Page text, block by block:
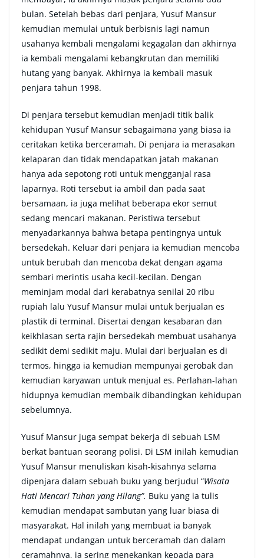
bulan. Setelah bebas dari penjara, Yusuf Mansur
kemudian memulai untuk berbisnis lagi namun
usahanya kembali mengalami kegagalan dan akhirnya
ia kembali mengalami kebangkrutan dan memiliki
hutang yang banyak. Akhirnya ia kembali masuk
penjara tahun 1998.
Di penjara tersebut kemudian menjadi titik balik
kehidupan Yusuf Mansur sebagaimana yang biasa ia
ceritakan ketika berceramah. Di penjara ia merasakan
kelaparan dan tidak mendapatkan jatah makanan
hanya ada sepotong roti untuk mengganjal rasa
laparnya. Roti tersebut ia ambil dan pada saat
bersamaan, ia juga melihat beberapa ekor semut
sedang mencari makanan. Peristiwa tersebut
menyadarkannya bahwa betapa pentingnya untuk
bersedekah. Keluar dari penjara ia kemudian mencoba
untuk berubah dan mencoba dekat dengan agama
sembari merintis usaha kecil-kecilan. Dengan
meminjam modal dari kerabatnya senilai 20 ribu
rupiah lalu Yusuf Mansur mulai untuk berjualan es
plastik di terminal. Disertai dengan kesabaran dan
keikhlasan serta rajin bersedekah membuat usahanya
sedikit demi sedikit maju. Mulai dari berjualan es di
termos, hingga ia kemudian mempunyai gerobak dan
kemudian karyawan untuk menjual es. Perlahan-lahan
hidupnya kemudian membaik dibandingkan kehidupan
sebelumnya.
Yusuf Mansur juga sempat bekerja di sebuah LSM
berkat bantuan seorang polisi. Di LSM inilah kemudian
Yusuf Mansur menuliskan kisah-kisahnya selama
dipenjara dalam sebuah buku yang berjudul “Wisata
Hati Mencari Tuhan yang Hilang”. Buku yang ia tulis
kemudian mendapat sambutan yang luar biasa di
masyarakat. Hal inilah yang membuat ia banyak
mendapat undangan untuk berceramah dan dalam
ceramahnya, ia sering menekankan kepada para